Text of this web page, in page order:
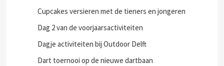
Cupcakes versieren met de tieners en jongeren
Dag 2 van de voorjaarsactiviteiten
Dagje activiteiten bij Outdoor Delft
Dart toernooi op de nieuwe dartbaan